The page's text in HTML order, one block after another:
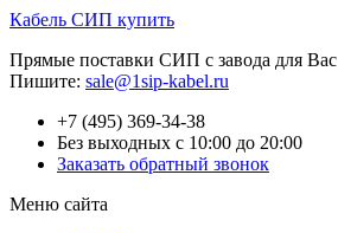
Кабель СИП купить
Прямые поставки СИП с завода для Вас
Пишите: sale@1sip-kabel.ru
+7 (495) 369-34-38
Без выходных с 10:00 до 20:00
Заказать обратный звонок
Меню сайта